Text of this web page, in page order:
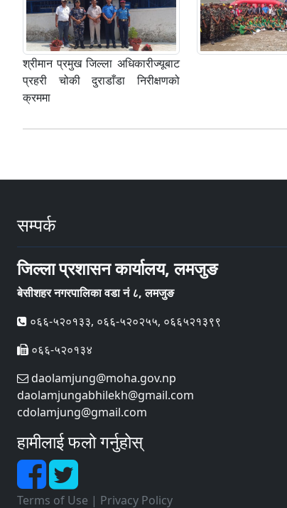
श्रीमान प्रमुख जिल्ला अधिकारीज्यूबाट
प्रहरी चोकी दुराडाँडा निरीक्षणको
क्रममा
सम्पर्क
जिल्ला प्रशासन कार्यालय, लमजुङ
बेसीशहर नगरपालिका वडा नं ८, लमजुङ
०६६-५२०१३३, ०६६-५२०२५५, ०६६५२१३९९
०६६-५२०१३४
daolamjung@moha.gov.np
daolamjungabhilekh@gmail.com
cdolamjung@gmail.com
हामीलाई फलो गर्नुहोस्
Terms of Use | Privacy Policy